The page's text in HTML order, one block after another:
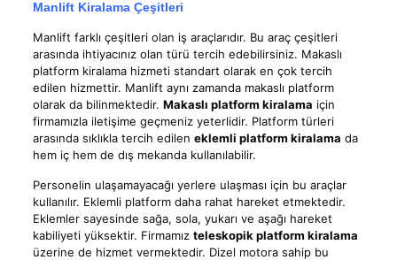
Manlift Kiralama Çeşitleri
Manlift farklı çeşitleri olan iş araçlarıdır. Bu araç çeşitleri
arasında ihtiyacınız olan türü tercih edebilirsiniz. Makaslı
platform kiralama hizmeti standart olarak en çok tercih
edilen hizmettir. Manlift aynı zamanda makaslı platform
olarak da bilinmektedir. Makaslı platform kiralama için
firmamızla iletişime geçmeniz yeterlidir. Platform türleri
arasında sıklıkla tercih edilen eklemli platform kiralama da
hem iç hem de dış mekanda kullanılabilir.
Personelin ulaşamayacağı yerlere ulaşması için bu araçlar
kullanılır. Eklemli platform daha rahat hareket etmektedir.
Eklemler sayesinde sağa, sola, yukarı ve aşağı hareket
kabiliyeti yüksektir. Firmamız teleskopik platform kiralama
üzerine de hizmet vermektedir. Dizel motora sahip bu